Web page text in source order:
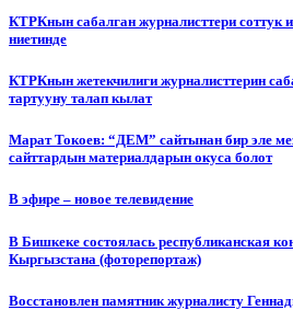
КТРКнын сабалган журналисттери соттук
ниетинде
КТРКнын жетекчилиги журналисттерин
тартууну талап кылат
Марат Токоев: “ДЕМ” сайтынан бир эле
сайттардын материалдарын окуса болот
В эфире – новое телевидение
В Бишкеке состоялась республиканская
Кыргызстана (фоторепортаж)
Восстановлен памятник журналисту